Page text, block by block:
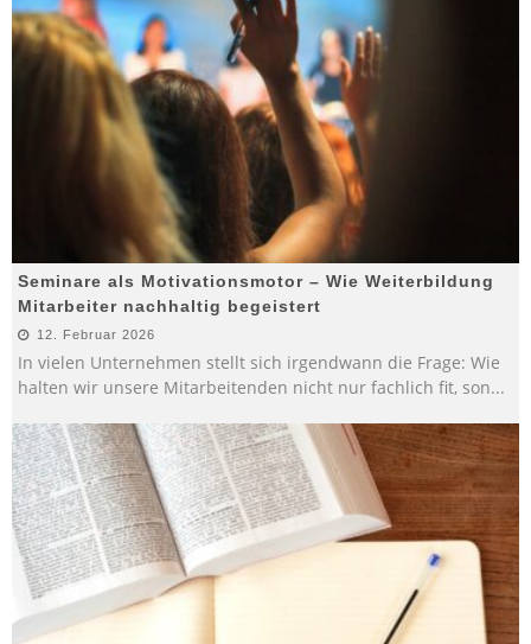
Seminare als Motivationsmotor – Wie Weiterbildung
Mitarbeiter nachhaltig begeistert
12. Februar 2026
In vielen Unternehmen stellt sich irgendwann die Frage: Wie
halten wir unsere Mitarbeitenden nicht nur fachlich fit, son...